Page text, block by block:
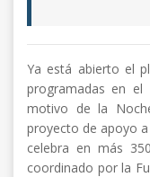
Ya está abierto el
programadas en el
motivo de la
proyecto de apoyo
celebra en más
coordinado por la